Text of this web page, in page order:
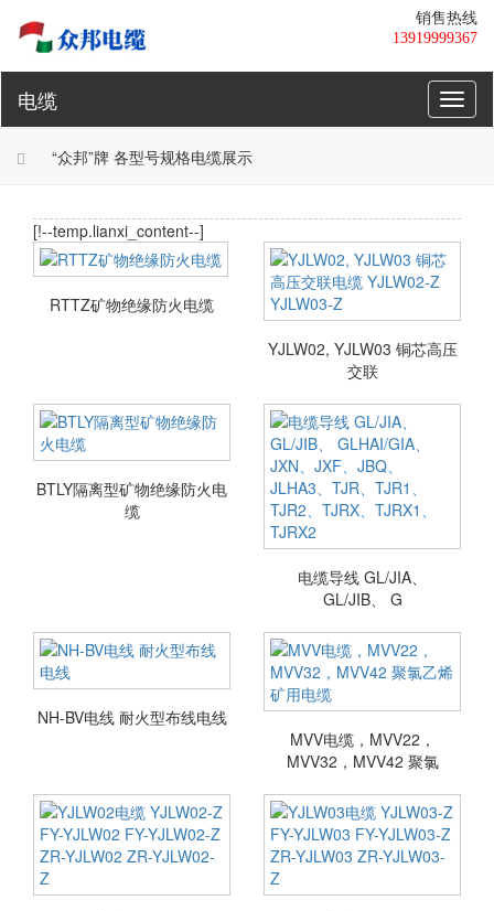
销售热线
13919999367
电缆
“众邦”牌 各型号规格电缆展示
[!--temp.lianxi_content--]
RTTZ矿物绝缘防火电缆
YJLW02, YJLW03 铜芯高压
交联
BTLY隔离型矿物绝缘防火电
缆
电缆导线 GL/JIA、
GL/JIB、 G
NH-BV电线 耐火型布线电线
MVV电缆，MVV22，
MVV32，MVV42 聚氯